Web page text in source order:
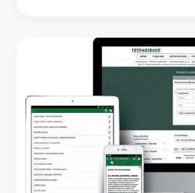
ετήσιων
συνδρομών
στη
ΝΟΜΟΠΑΙΔΕΙΑ
για
τα